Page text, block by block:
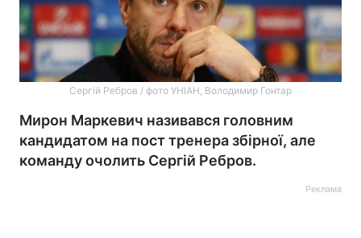
Сергій Ребров / фото УНІАН, Володимир Гонтар
Мирон Маркевич називався головним
кандидатом на пост тренера збірної, але
команду очолить Сергій Ребров.
Реклама